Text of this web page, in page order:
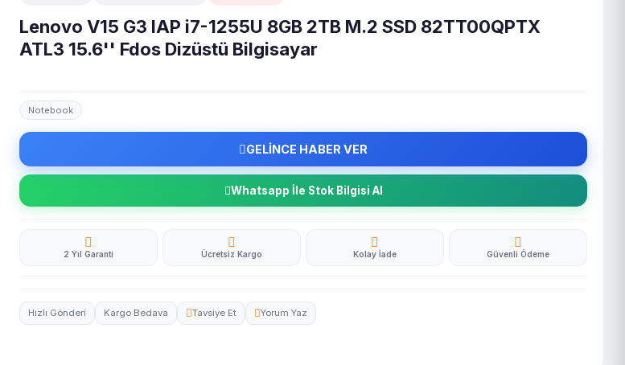
Lenovo V15 G3 IAP i7-1255U 8GB 2TB M.2 SSD 82TT00QPTX
ATL3 15.6'' Fdos Dizüstü Bilgisayar
Notebook
GELİNCE HABER VER
Whatsapp İle Stok Bilgisi Al
2 Yıl Garanti Ücretsiz Kargo Kolay İade Güvenli Ödeme
Hızlı Gönderi Kargo Bedava Tavsiye Et Yorum Yaz